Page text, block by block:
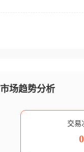
市场趋势分析
交易
0